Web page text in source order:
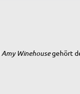
Amy Winehousegehört